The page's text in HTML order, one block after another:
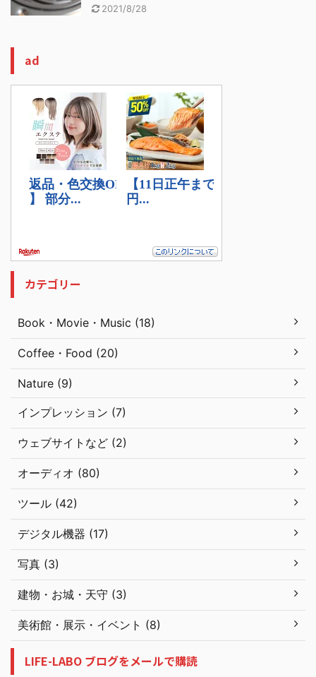
2021/8/28
ad
カテゴリー
Book・Movie・Music (18)
Coffee・Food (20)
Nature (9)
インプレッション (7)
ウェブサイトなど (2)
オーディオ (80)
ツール (42)
デジタル機器 (17)
写真 (3)
建物・お城・天守 (3)
美術館・展示・イベント (8)
LIFE-LABO ブログをメールで購読